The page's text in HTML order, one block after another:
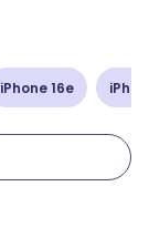
iPhone 16e